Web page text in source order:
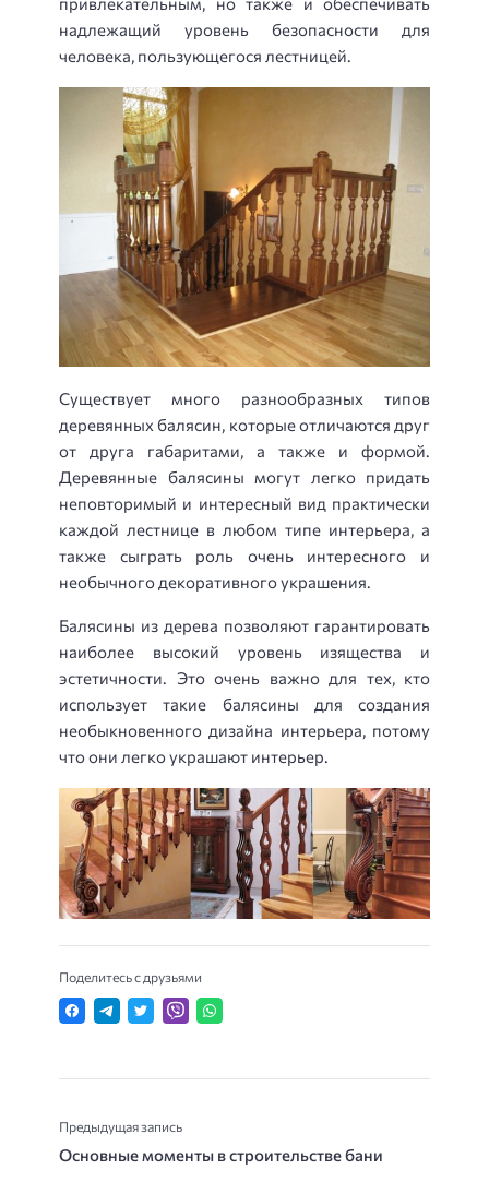
надлежащий уровень безопасности для
человека, пользующегося лестницей.
Существует много разнообразных типов
деревянных балясин, которые отличаются друг
от друга габаритами, а также и формой.
Деревянные балясины могут легко придать
неповторимый и интересный вид практически
каждой лестнице в любом типе интерьера, а
также сыграть роль очень интересного и
необычного декоративного украшения.
Балясины из дерева позволяют гарантировать
наиболее высокий уровень изящества и
эстетичности. Это очень важно для тех, кто
использует такие балясины для создания
необыкновенного дизайна интерьера, потому
что они легко украшают интерьер.
Поделитесь с друзьями
Предыдущая запись
Основные моменты в строительстве бани